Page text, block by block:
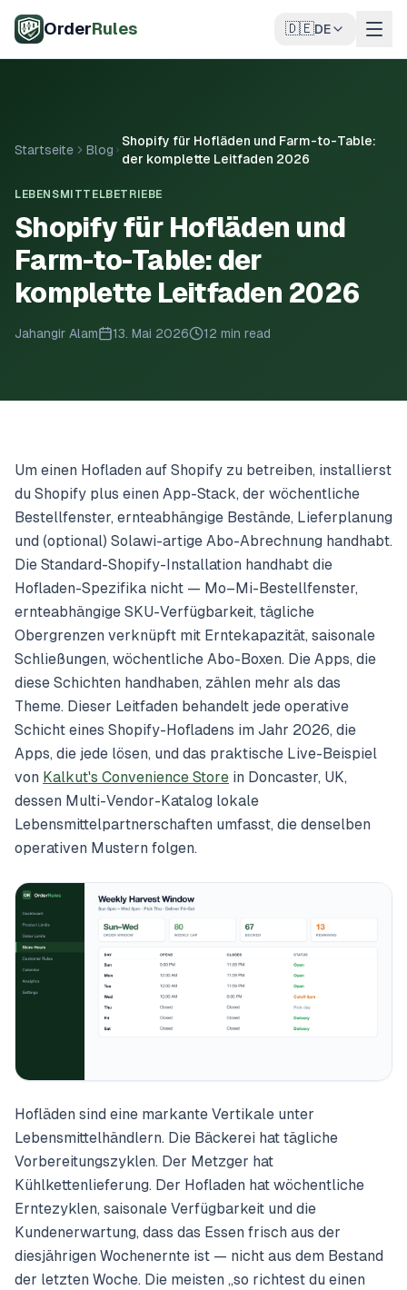
OrderRules 🇩🇪DE
Startseite Blog
Shopify für Hofläden und Farm-to-Table:
der komplette Leitfaden 2026
LEBENSMITTELBETRIEBE
Shopify für Hofläden und
Farm-to-Table: der
komplette Leitfaden 2026
Jahangir Alam 13. Mai 2026 12 min read
Um einen Hofladen auf Shopify zu betreiben, installierst
du Shopify plus einen App-Stack, der wöchentliche
Bestellfenster, ernteabhängige Bestände, Lieferplanung
und (optional) Solawi-artige Abo-Abrechnung handhabt.
Die Standard-Shopify-Installation handhabt die
Hofladen-Spezifika nicht — Mo–Mi-Bestellfenster,
ernteabhängige SKU-Verfügbarkeit, tägliche
Obergrenzen verknüpft mit Erntekapazität, saisonale
Schließungen, wöchentliche Abo-Boxen. Die Apps, die
diese Schichten handhaben, zählen mehr als das
Theme. Dieser Leitfaden behandelt jede operative
Schicht eines Shopify-Hofladens im Jahr 2026, die
Apps, die jede lösen, und das praktische Live-Beispiel
von Kalkut's Convenience Store in Doncaster, UK,
dessen Multi-Vendor-Katalog lokale
Lebensmittelpartnerschaften umfasst, die denselben
operativen Mustern folgen.
Hofläden sind eine markante Vertikale unter
Lebensmittelhändlern. Die Bäckerei hat tägliche
Vorbereitungszyklen. Der Metzger hat
Kühlkettenlieferung. Der Hofladen hat wöchentliche
Erntezyklen, saisonale Verfügbarkeit und die
Kundenerwartung, dass das Essen frisch aus der
diesjährigen Wochenernte ist — nicht aus dem Bestand
der letzten Woche. Die meisten „so richtest du einen